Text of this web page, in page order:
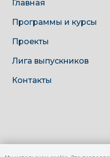
Главная
Программы и курсы
Проекты
Лига выпускников
Контакты